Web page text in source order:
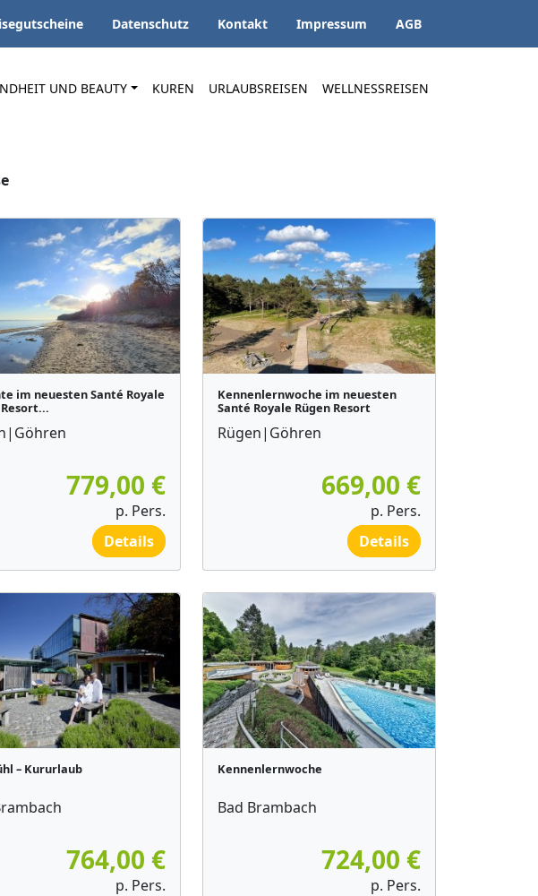
Datenschutz Kontakt Impressum AGB
UND BEAUTY KUREN URLAUBSREISEN WELLNESSREISEN
im neuesten Santé Royale
779,00 €
p. Pers.
Details
Kennenlernwoche im neuesten
Santé Royale Rügen Resort
Rügen|Göhren
669,00 €
p. Pers.
Details
– Kururlaub
764,00 €
p. Pers.
Kennenlernwoche
Bad Brambach
724,00 €
p. Pers.